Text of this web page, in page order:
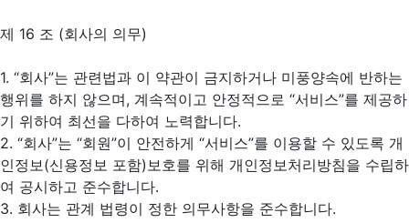
제 16 조 (회사의 의무)
1. “회사”는 관련법과 이 약관이 금지하거나 미풍양속에 반하는
행위를 하지 않으며, 계속적이고 안정적으로 “서비스”를 제공하
기 위하여 최선을 다하여 노력합니다.
2. “회사”는 “회원”이 안전하게 “서비스”를 이용할 수 있도록 개
인정보(신용정보 포함)보호를 위해 개인정보처리방침을 수립하
여 공시하고 준수합니다.
3. 회사는 관계 법령이 정한 의무사항을 준수합니다.